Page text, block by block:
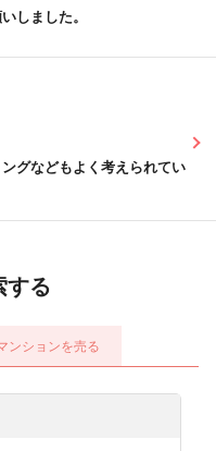
しました。
グなどもよく考えられてい
する
ンションを売る